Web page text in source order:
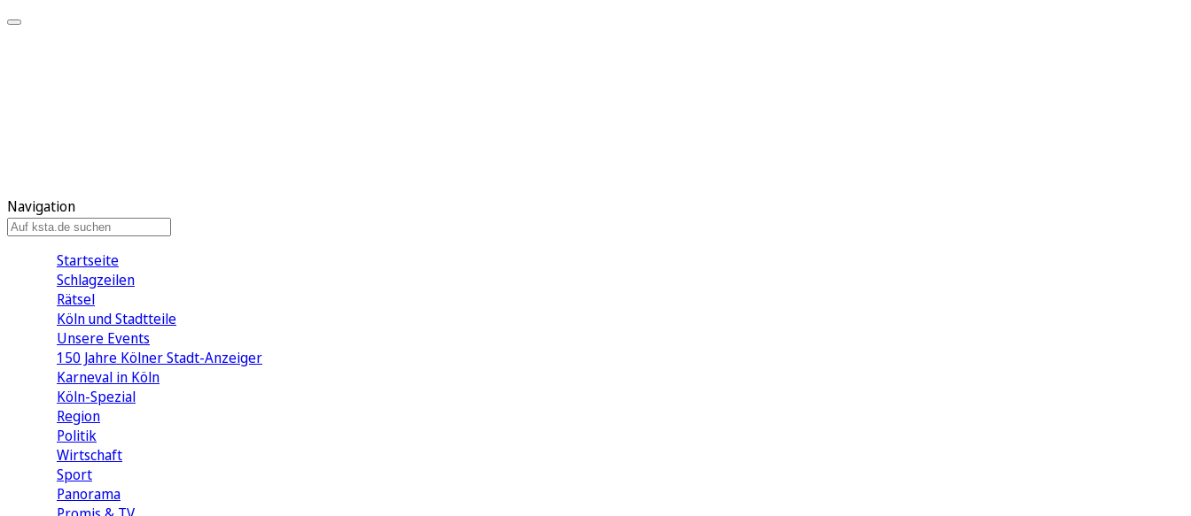
Navigation
Startseite
Schlagzeilen
Rätsel
Köln und Stadtteile
Unsere Events
150 Jahre Kölner Stadt-Anzeiger
Karneval in Köln
Köln-Spezial
Region
Politik
Wirtschaft
Sport
Panorama